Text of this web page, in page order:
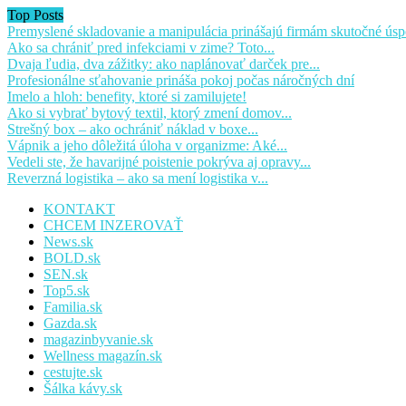
Top Posts
Premyslené skladovanie a manipulácia prinášajú firmám skutočné
Ako sa chrániť pred infekciami v zime? Toto...
Dvaja ľudia, dva zážitky: ako naplánovať darček pre...
Profesionálne sťahovanie prináša pokoj počas náročných dní
Imelo a hloh: benefity, ktoré si zamilujete!
Ako si vybrať bytový textil, ktorý zmení domov...
Strešný box – ako ochrániť náklad v boxe...
Vápnik a jeho dôležitá úloha v organizme: Aké...
Vedeli ste, že havarijné poistenie pokrýva aj opravy...
Reverzná logistika – ako sa mení logistika v...
KONTAKT
CHCEM INZEROVAŤ
News.sk
BOLD.sk
SEN.sk
Top5.sk
Familia.sk
Gazda.sk
magazinbyvanie.sk
Wellness magazín.sk
cestujte.sk
Šálka kávy.sk